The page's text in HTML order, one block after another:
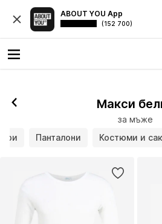
ABOUT YOU App
(152 700)
Макси
за мъже
Панталони Костюми и